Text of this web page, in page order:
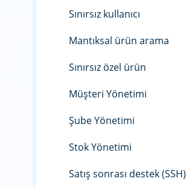
Sınırsız kullanıcı
Mantıksal ürün arama
Sınırsız özel ürün
Müşteri Yönetimi
Şube Yönetimi
Stok Yönetimi
Satış sonrası destek (SSH)